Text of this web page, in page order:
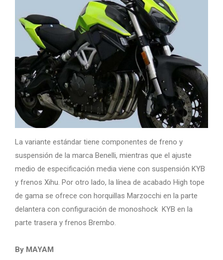
La variante estándar tiene componentes de freno y
suspensión de la marca Benelli, mientras que el ajuste
medio de especificación media viene con suspensión KYB
y frenos Xihu. Por otro lado, la línea de acabado High tope
de gama se ofrece con horquillas Marzocchi en la parte
delantera con configuración de monoshock KYB en la
parte trasera y frenos Brembo.
By MAYAM